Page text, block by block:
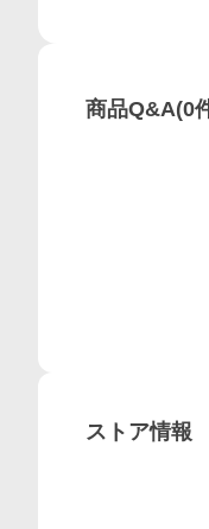
商品Q&A(0
ストア情報